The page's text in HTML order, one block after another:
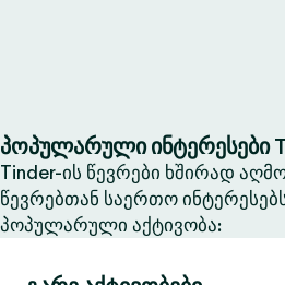
პოპულარული ინტერესები
Tinder-ის წევრები ხშირად
წევრებთან საერთო
პოპულარული აქტივობა: